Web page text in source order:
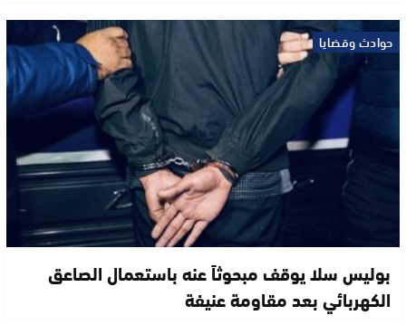
حوادث وقضايا
بوليس سلا يوقف مبحوثاً عنه باستعمال الصاعق
الكهربائي بعد مقاومة عنيفة